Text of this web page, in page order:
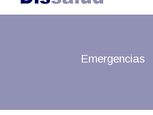
Emergencias